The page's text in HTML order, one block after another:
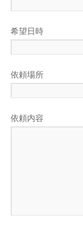
希望日時
依頼場所
依頼内容